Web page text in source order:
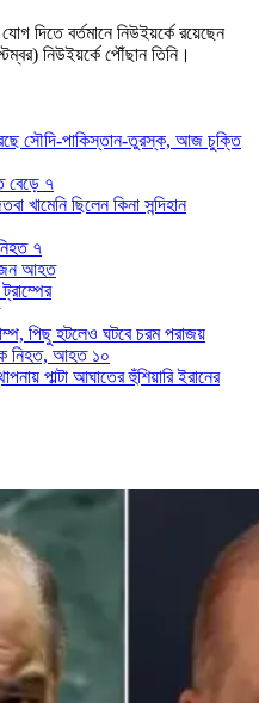
দিতে বর্তমানে নিউইয়র্কে রয়েছেন
নিউইয়র্কে পৌঁছান তিনি।
সৌদি-পাকিস্তান-তুরস্ক, আজ চুক্তি
বেড়ে ৭
খামেনি ছিলেন কিনা সন্দিহান
৭
জন আহত
পিছু হটলেও ঘটবে চরম পরাজয়
নিহত, আহত ১০
পাল্টা আঘাতের হুঁশিয়ারি ইরানের